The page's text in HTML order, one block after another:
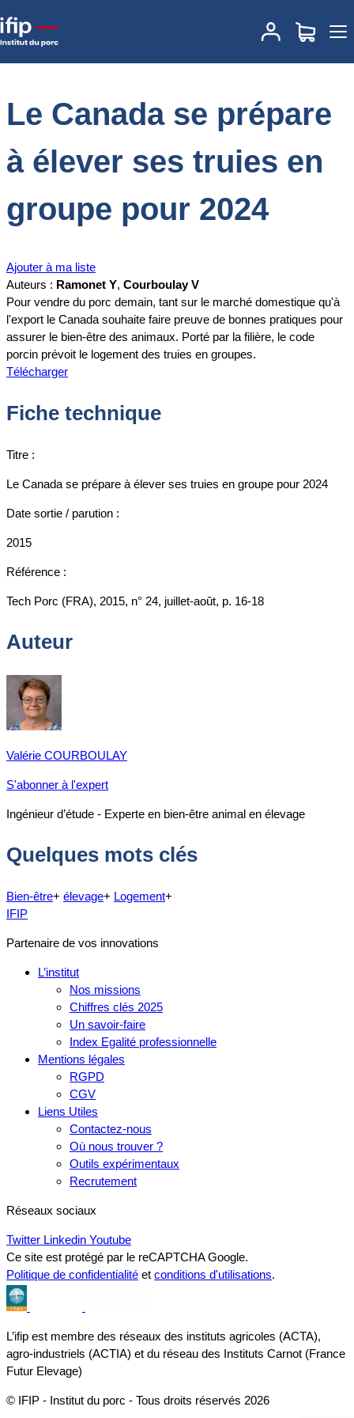
Accueil
Le Canada se prépare à élever ses truies
en groupe pour 2024
Le Canada se prépare
à élever ses truies en
groupe pour 2024
Ajouter à ma liste
Auteurs : Ramonet Y, Courboulay V
Pour vendre du porc demain, tant sur le marché domestique qu'à
l'export le Canada souhaite faire preuve de bonnes pratiques pour
assurer le bien-être des animaux. Porté par la filière, le code
porcin prévoit le logement des truies en groupes.
Télécharger
Fiche technique
Titre :
Le Canada se prépare à élever ses truies en groupe pour 2024
Date sortie / parution :
2015
Référence :
Tech Porc (FRA), 2015, n° 24, juillet-août, p. 16-18
Auteur
Valérie COURBOULAY
S'abonner à l'expert
Ingénieur d’étude - Experte en bien-être animal en élevage
Quelques mots clés
Bien-être+ élevage+ Logement+
IFIP
Partenaire de vos innovations
L’institut
Nos missions
Chiffres clés 2025
Un savoir-faire
Index Egalité professionnelle
Mentions légales
RGPD
CGV
Liens Utiles
Contactez-nous
Où nous trouver ?
Outils expérimentaux
Recrutement
Réseaux sociaux
Twitter Linkedin Youtube
Ce site est protégé par le reCAPTCHA Google.
Politique de confidentialité et conditions d'utilisations.
L’ifip est membre des réseaux des instituts agricoles (ACTA),
agro-industriels (ACTIA) et du réseau des Instituts Carnot (France
Futur Elevage)
© IFIP - Institut du porc - Tous droits réservés 2026